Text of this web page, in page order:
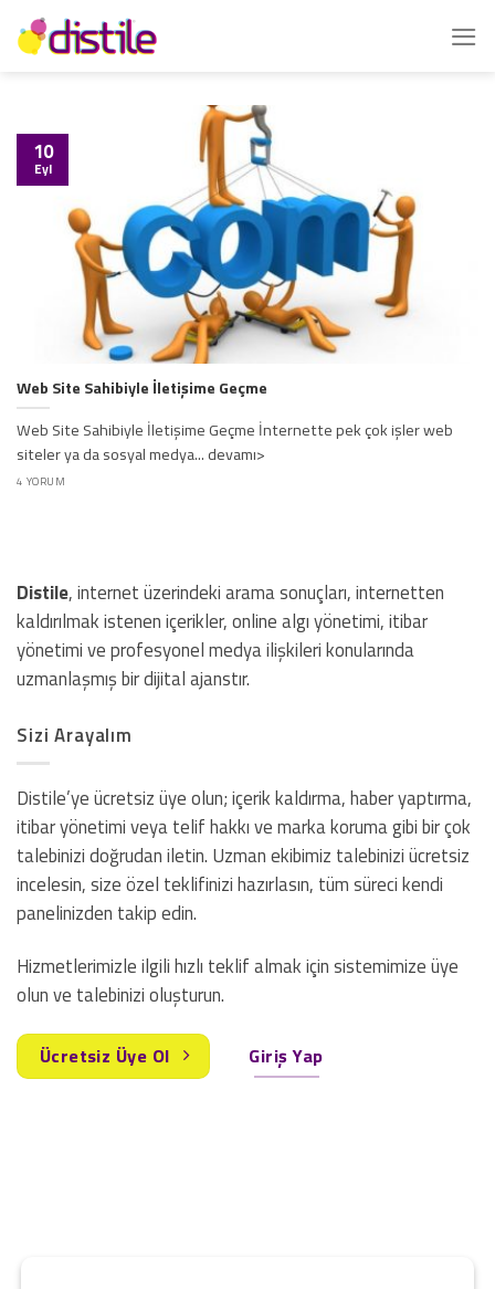
İçeriğe
atla
Web Site Sahibiyle İletişime Geçme
Web Site Sahibiyle İletişime Geçme İnternette pek çok işler web
siteler ya da sosyal medya... devamı>
4 YORUM
10
Eyl
Distile, internet üzerindeki arama sonuçları, internetten
kaldırılmak istenen içerikler, online algı yönetimi, itibar
yönetimi ve profesyonel medya ilişkileri konularında
uzmanlaşmış bir dijital ajanstır.
Sizi Arayalım
Distile’ye ücretsiz üye olun; içerik kaldırma, haber yaptırma,
itibar yönetimi veya telif hakkı ve marka koruma gibi bir çok
talebinizi doğrudan iletin. Uzman ekibimiz talebinizi ücretsiz
incelesin, size özel teklifinizi hazırlasın, tüm süreci kendi
panelinizden takip edin.
Hizmetlerimizle ilgili hızlı teklif almak için sistemimize üye
olun ve talebinizi oluşturun.
Ücretsiz Üye Ol Giriş Yap